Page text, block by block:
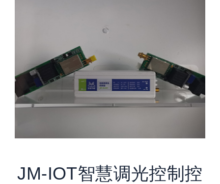
JM-IOT智慧调光控制控